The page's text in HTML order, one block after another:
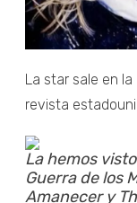
La star sale en
revista
La hemos
Guerra de los
Amanecer y